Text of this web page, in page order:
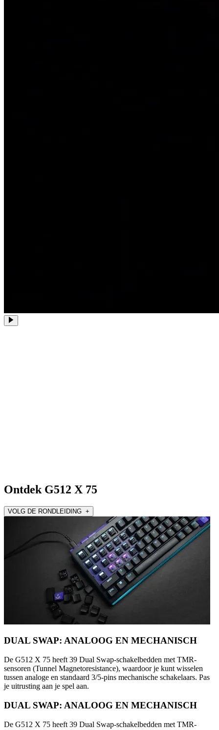
Ontdek G512 X 75
VOLG DE RONDLEIDING +
DUAL SWAP: ANALOOG EN MECHANISCH
De G512 X 75 heeft 39 Dual Swap-schakelbedden met TMR-
sensoren (Tunnel Magnetoresistance), waardoor je kunt wisselen
tussen analoge en standaard 3/5-pins mechanische schakelaars. Pas
je uitrusting aan je spel aan.
DUAL SWAP: ANALOOG EN MECHANISCH
De G512 X 75 heeft 39 Dual Swap-schakelbedden met TMR-